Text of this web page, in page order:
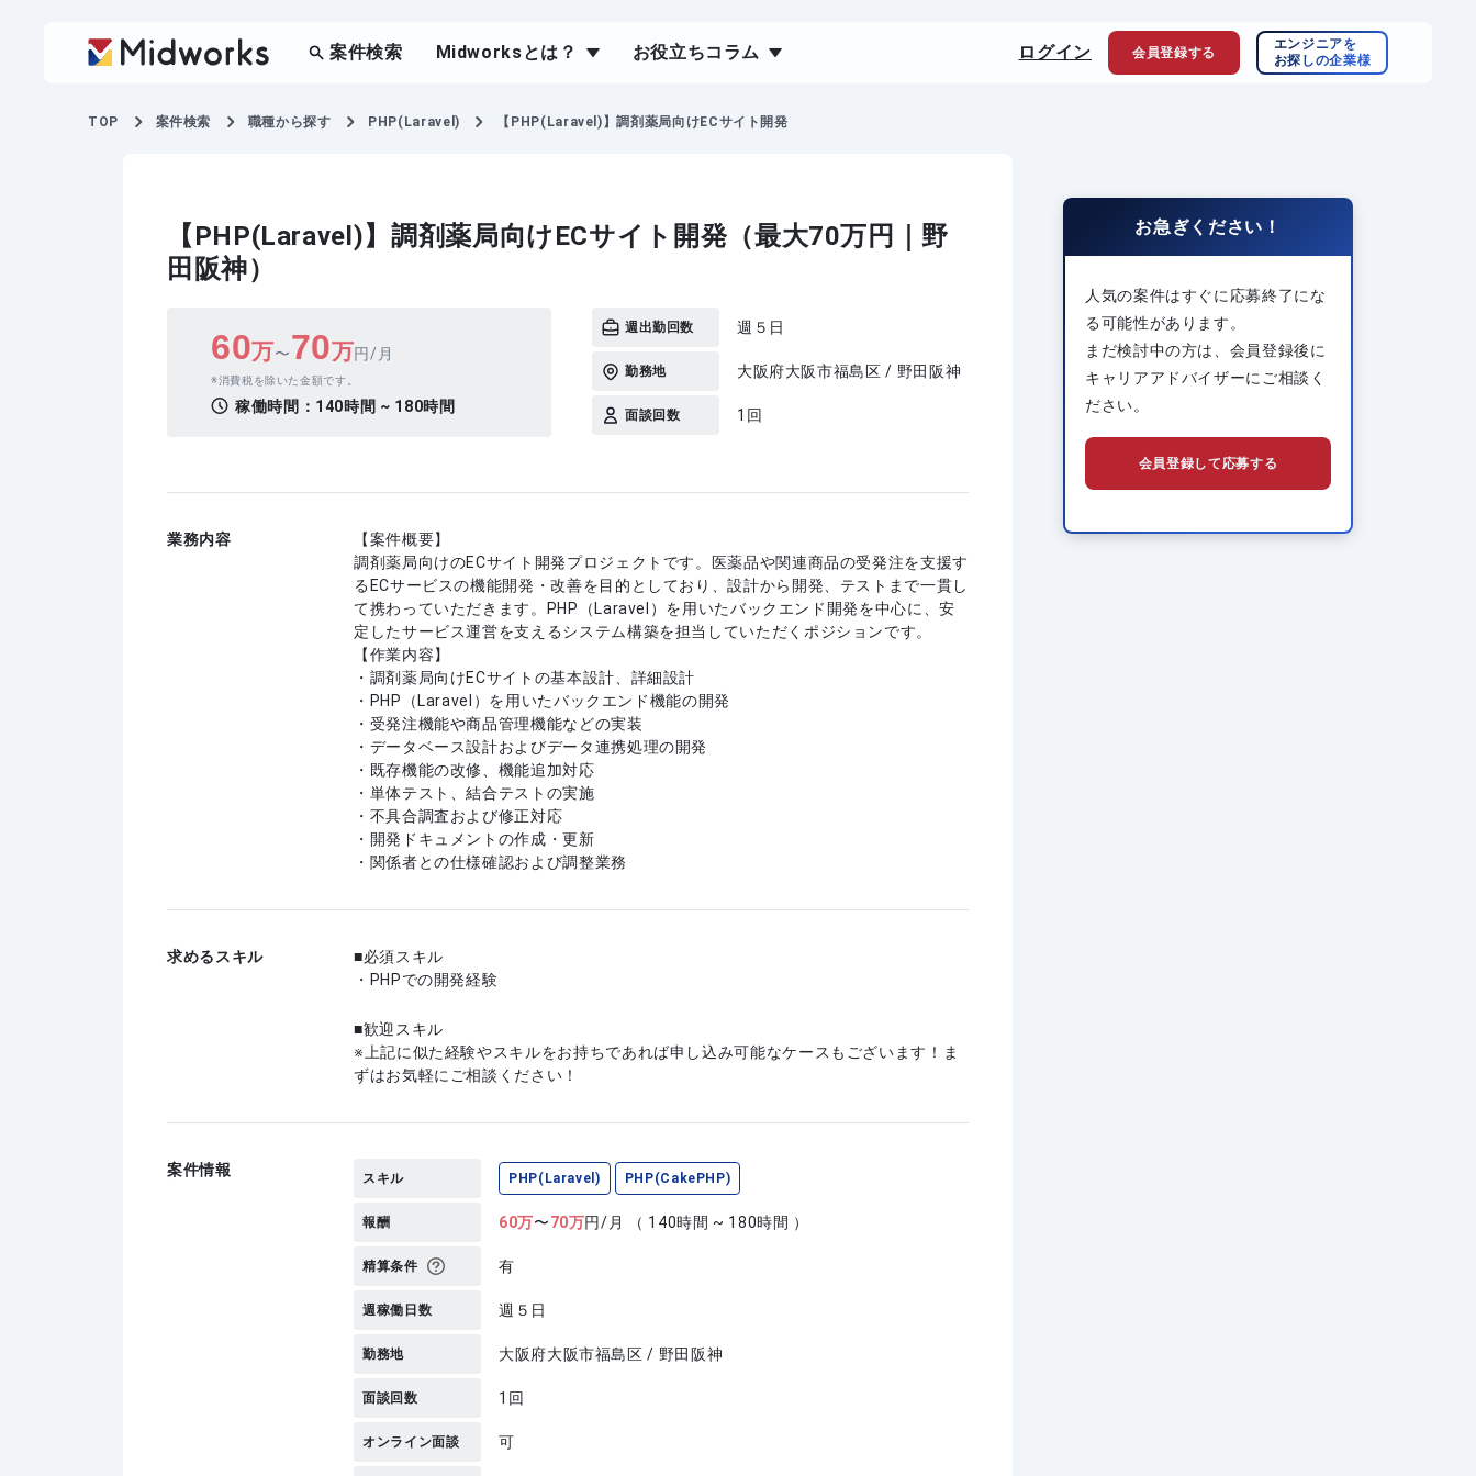
案件検索 Midworksとは？ お役立ちコラム ログイン 会員登録する
エンジニアを
お探しの企業様
TOP 案件検索 職種から探す PHP(Laravel) 【PHP(Laravel)】調剤薬局向けECサイト開発
【PHP(Laravel)】調剤薬局向けECサイト開発（最大70万円｜野
田阪神）
60万〜70万円/月
消費税を除いた金額です。
稼働時間： 140時間 ~ 180時間
週出勤回数 週５日
勤務地 大阪府大阪市福島区 / 野田阪神
面談回数 1回
業務内容
【案件概要】
調剤薬局向けのECサイト開発プロジェクトです。医薬品や関連商品の受発注を支援す
るECサービスの機能開発・改善を目的としており、設計から開発、テストまで一貫し
て携わっていただきます。PHP（Laravel）を用いたバックエンド開発を中心に、安
定したサービス運営を支えるシステム構築を担当していただくポジションです。
【作業内容】
・調剤薬局向けECサイトの基本設計、詳細設計
・PHP（Laravel）を用いたバックエンド機能の開発
・受発注機能や商品管理機能などの実装
・データベース設計およびデータ連携処理の開発
・既存機能の改修、機能追加対応
・単体テスト、結合テストの実施
・不具合調査および修正対応
・開発ドキュメントの作成・更新
・関係者との仕様確認および調整業務
求めるスキル
必須スキル
・PHPでの開発経験
歓迎スキル
上記に似た経験やスキルをお持ちであれば申し込み可能なケースもございます！ま
ずはお気軽にご相談ください！
案件情報 スキル PHP(Laravel) PHP(CakePHP)
報酬 60万〜70万円/月 （ 140時間 ~ 180時間 ）
精算条件 有
週稼働日数 週５日
勤務地 大阪府大阪市福島区 / 野田阪神
面談回数 1回
オンライン面談 可
お急ぎください！
人気の案件はすぐに応募終了にな
る可能性があります。
まだ検討中の方は、会員登録後に
キャリアアドバイザーにご相談く
ださい。
会員登録して応募する